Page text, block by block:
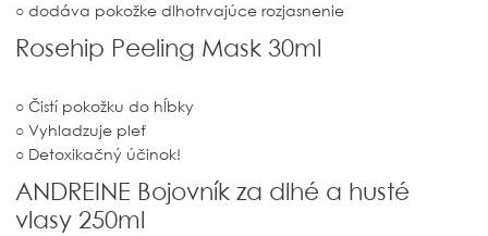
○ dodáva pokožke dlhotrvajúce rozjasnenie
Rosehip Peeling Mask 30ml
○ Čistí pokožku do hĺbky
○ Vyhladzuje pleť
○ Detoxikačný účinok!
ANDREINE Bojovník za dlhé a husté
vlasy 250ml